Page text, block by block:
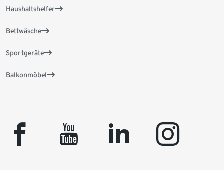
Haushaltshelfer
Bettwäsche
Sportgeräte
Balkonmöbel
facebook youtube linkedin instagram